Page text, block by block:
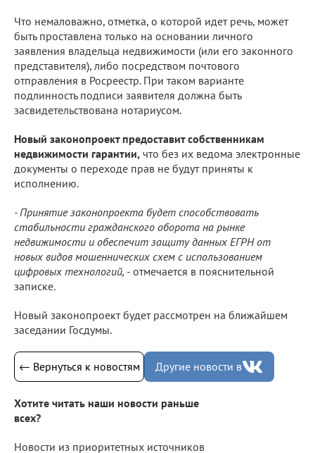
Что немаловажно, отметка, о которой идет речь, может
быть проставлена только на основании личного
заявления владельца недвижимости (или его законного
представителя), либо посредством почтового
отправления в Росреестр. При таком варианте
подлинность подписи заявителя должна быть
засвидетельствована нотариусом.
Новый законопроект предоставит собственникам
недвижимости гарантии, что без их ведома электронные
документы о переходе прав не будут приняты к
исполнению.
- Принятие законопроекта будет способствовать
стабильности гражданского оборота на рынке
недвижимости и обеспечит защиту данных ЕГРН от
новых видов мошеннических схем с использованием
цифровых технологий, - отмечается в пояснительной
записке.
Новый законопроект будет рассмотрен на ближайшем
заседании Госдумы.
← Вернуться к новостям Другие новости в
Хотите читать наши новости раньше
всех?
Новости из приоритетных источников